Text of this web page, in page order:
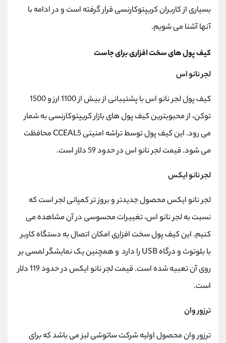
بسیاری از کاربران کریپتوکارنسی قرار گرفته است و در ادامه با
آنها آشنا می شویم.
کیف پول های سخت افزاری برای جاست
لجر نانو اس
کیف پول لجر نانو اس با پشتیبانی از بیش از 1100 ارز و 1500
توکن، از محبوبترین کیف پول های بازار کریپتوکارنسی به شمار
می رود. این کیف پول توسط تراشه امنیتی CCEAL5 محافظت
می شود. قیمت لجر نانو اس در حدود 59 دلار است.
لجر نانو ایکس
لجر نانو ایکس محصول جدیدتر و بروز تر کمپانی لجر است که
نسبت به لجر نانو اس، تغییرات محسوسی در آن مشاهده می
کنیم. این کیف پول سخت افزاری امکان اتصال به دستگاه کاربر
با بلوتوث و درگاه USB را دارد و همچنین یک نمایشگر لمسی بر
روی آن تعبیه شده است. قیمت لجر نانو ایکس در حدود 119 دلار
است.
ترزور وان
ترزور وان محصول اولیه شرکت ساتوشی لبز می باشد که برای